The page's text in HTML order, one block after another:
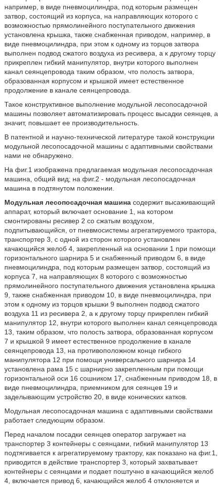
например, в виде пневмоцилиндра, под которым размещен
затвор, состоящий из корпуса, на направляющих которого с
возможностью прямолинейного поступательного движения
установлена крышка, также снабженная приводом, например, в
виде пневмоцилиндра, при этом к одному из торцов затвора
выполнен подвод сжатого воздуха из ресивера, а к другому торцу
прикреплен гибкий манипулятор, внутри которого выполнен
канал сеянцепровода таким образом, что полость затвора,
образованная корпусом и крышкой имеет естественное
продолжение в канале сеянцепровода.
Такое конструктивное выполнение модульной лесопосадочной
машины позволяет автоматизировать процесс высадки сеянцев, а
значит, повышает ее производительность.
В патентной и научно-технической литературе такой конструкции
модульной лесопосадочной машины с адаптивными свойствами
нами не обнаружено.
На фиг.1 изображена предлагаемая модульная лесопосадочная
машина, общий вид; на фиг.2 - модульная лесопосадочная
машина в подтянутом положении.
Модульная лесопосадочная машинасодержит высаживающий
аппарат, который включает основание 1, на котором
смонтированы ресивер 2 со сжатым воздухом,
подпитывающийся, от пневмосистемы агрегатируемого трактора,
транспортер 3, с одной из сторон которого установлен
качающийся желоб 4, закрепленный на основании 1 при помощи
горизонтального шарнира 5 и снабженный приводом 6, в виде
пневмоцилиндра, под которым размещен затвор, состоящий из
корпуса 7, на направляющих 8 которого с возможностью
прямолинейного поступательного движения установлена крышка
9, также снабженная приводом 10, в виде пневмоцилиндра, при
этом к одному из торцов крышки 9 выполнен подвод сжатого
воздуха 11 из ресивера 2, а к другому торцу прикреплен гибкий
манипулятор 12, внутри которого выполнен канал сеянцепровода
13, таким образом, что полость затвора, образованная корпусом
7 и крышкой 9 имеет естественное продолжение в канале
сеянцепровода 13, на противоположном конце гибкого
манипулятора 12 при помощи универсального шарнира 14
установлена рама 15 с шарнирно закрепленным при помощи
горизонтальной оси 16 сошником 17, снабженным приводом 18, в
виде пневмоцилиндра, приемником для сеянцев 19 и
заделывающим устройство 20, в виде конических катков.
Модульная лесопосадочная машина с адаптивными свойствами
работает следующим образом.
Перед началом посадки сеянцев оператор загружает на
транспортер 3 контейнеры с сеянцами, гибкий манипулятор 13
подтягивается к агрегатируемому трактору, как показано на фиг.1,
приводится в действие транспортер 3, который захватывает
контейнеры с сеянцами и подает поштучно в качающийся желоб
4, включается привод 6, качающийся желоб 4 отклоняется и